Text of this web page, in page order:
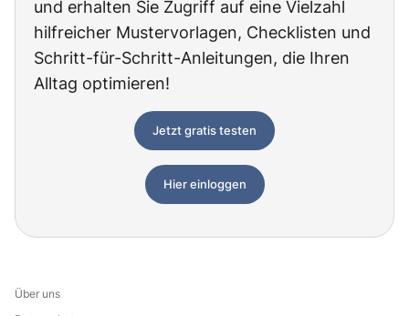
und erhalten Sie Zugriff auf eine Vielzahl
hilfreicher Mustervorlagen, Checklisten und
Schritt-für-Schritt-Anleitungen, die Ihren
Alltag optimieren!
Jetzt gratis testen
Hier einloggen
Über uns